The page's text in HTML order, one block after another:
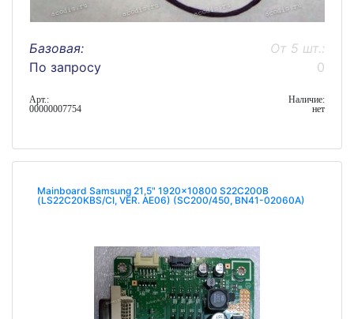
Базовая:
По запросу
От 5 шт.:
0
Арт.:
00000007754
Наличие:
нет
Mainboard Samsung 21,5" 1920x10800 S22C200B
(LS22C20KBS/CI, VER. AE06) (SC200/450, BN41-02060A)